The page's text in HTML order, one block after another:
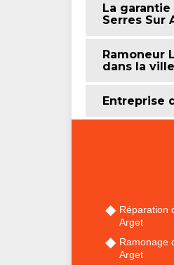
La
Serres Sur
Ramoneur
dans la
Entreprise
Réparation
Arget
Ramonage
Arget